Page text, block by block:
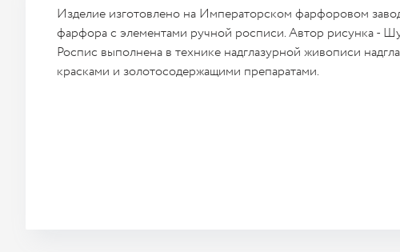
Изделие изготовлено на Императорском фарфоровом
фарфора с элементами ручной росписи. Автор рисунка -
Роспис выполнена в технике надглазурной живописи
красками и золотосодержащими препаратами.